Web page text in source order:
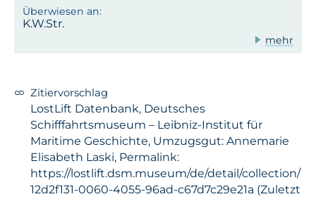
K.W.Str.
mehr
Zitiervorschlag
LostLift Datenbank, Deutsches
Schifffahrtsmuseum – Leibniz-Institut für
Maritime Geschichte, Umzugsgut: Annemarie
Elisabeth Laski, Permalink:
https://lostlift.dsm.museum/de/detail/collection/
12d2f131-0060-4055-96ad-c67d7c29e21a (Zuletzt